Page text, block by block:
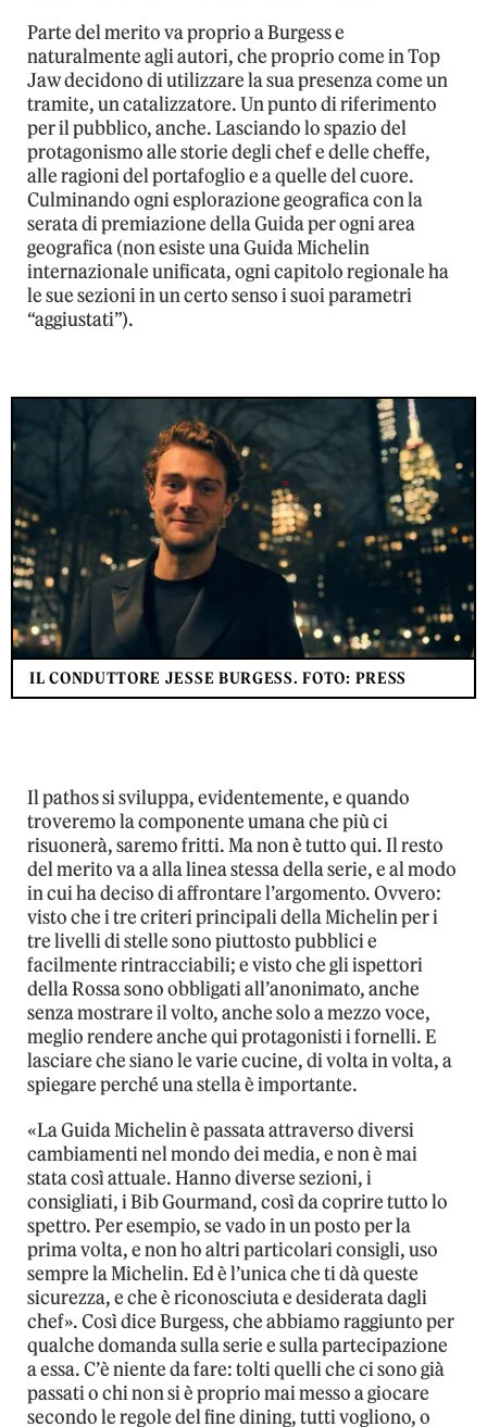
Parte del merito va proprio a Burgess e
naturalmente agli autori, che proprio come in Top
Jaw decidono di utilizzare la sua presenza come un
tramite, un catalizzatore. Un punto di riferimento
per il pubblico, anche. Lasciando lo spazio del
protagonismo alle storie degli chef e delle cheffe,
alle ragioni del portafoglio e a quelle del cuore.
Culminando ogni esplorazione geografica con la
serata di premiazione della Guida per ogni area
geografica (non esiste una Guida Michelin
internazionale unificata, ogni capitolo regionale ha
le sue sezioni in un certo senso i suoi parametri
“aggiustati”).
IL CONDUTTORE JESSE BURGESS. FOTO: PRESS
Il pathos si sviluppa, evidentemente, e quando
troveremo la componente umana che più ci
risuonerà, saremo fritti. Ma non è tutto qui. Il resto
del merito va a alla linea stessa della serie, e al modo
in cui ha deciso di affrontare l’argomento. Ovvero:
visto che i tre criteri principali della Michelin per i
tre livelli di stelle sono piuttosto pubblici e
facilmente rintracciabili; e visto che gli ispettori
della Rossa sono obbligati all’anonimato, anche
senza mostrare il volto, anche solo a mezzo voce,
meglio rendere anche qui protagonisti i fornelli. E
lasciare che siano le varie cucine, di volta in volta, a
spiegare perché una stella è importante.
«La Guida Michelin è passata attraverso diversi
cambiamenti nel mondo dei media, e non è mai
stata così attuale. Hanno diverse sezioni, i
consigliati, i Bib Gourmand, così da coprire tutto lo
spettro. Per esempio, se vado in un posto per la
prima volta, e non ho altri particolari consigli, uso
sempre la Michelin. Ed è l’unica che ti dà queste
sicurezza, e che è riconosciuta e desiderata dagli
chef». Così dice Burgess, che abbiamo raggiunto per
qualche domanda sulla serie e sulla partecipazione
a essa. C’è niente da fare: tolti quelli che ci sono già
passati o chi non si è proprio mai messo a giocare
secondo le regole del fine dining, tutti vogliono, o